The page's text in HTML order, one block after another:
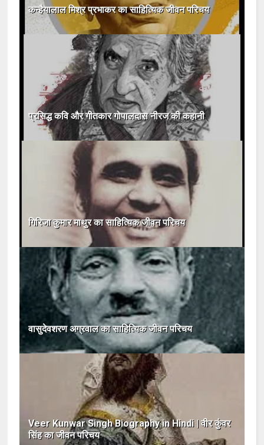
कन्हैयालाल मिश्र प्रभाकर का साहित्यिक जीवन परिचय
प्रसिद्ध कवि और गीतकार गोपालदास नीरज की कहानी
गिरिजा कुमार माथुर का साहित्यिक जीवन परिचय
वासुदेवशरण अग्रवाल का साहित्यिक जीवन परिचय
Veer Kunwar Singh Biography in Hindi | वीर कुंवर
सिंह का जीवन परिचय